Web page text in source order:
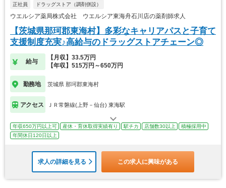
正社員 ドラッグストア（調剤併設）
ウエルシア薬局株式会社 ウエルシア東海舟石川店の薬剤師求人
【茨城県那珂郡東海村】多彩なキャリアパスと子育て
支援制度充実♪高給与のドラッグストアチェーン◎
給与
【月収】33.5万円
【年収】515万円～650万円
勤務地 茨城県 那珂郡東海村
アクセス ＪＲ常磐線(上野－仙台) 東海駅
年収650万円以上可 産休・育休取得実績有り 駅チカ 店舗数30以上
積極採用中
年間休日120日以上
求人の詳細を見る この求人に興味がある